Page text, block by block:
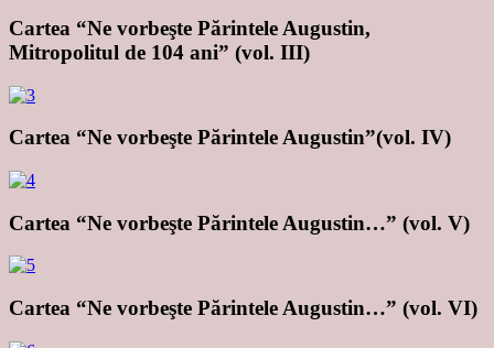
Cartea “Ne vorbeşte Părintele Augustin,
Mitropolitul de 104 ani” (vol. III)
Cartea “Ne vorbeşte Părintele Augustin”(vol. IV)
Cartea “Ne vorbeşte Părintele Augustin…” (vol. V)
Cartea “Ne vorbeşte Părintele Augustin…” (vol. VI)